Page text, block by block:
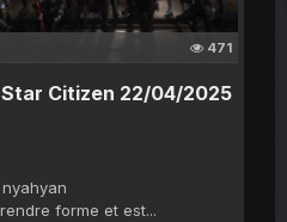
471
Citizen 22/04/2025
forme et est...